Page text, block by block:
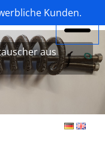
Kunden.
aus